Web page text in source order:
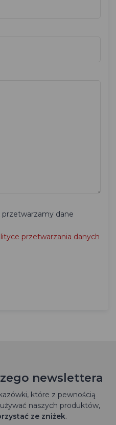
dane
przetwarzania danych
newslettera
które z pewnością
naszych produktów,
ze zniżek.